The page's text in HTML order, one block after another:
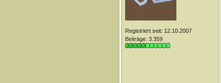
Registriert seit: 12.10.2007
Beiträge: 3.359